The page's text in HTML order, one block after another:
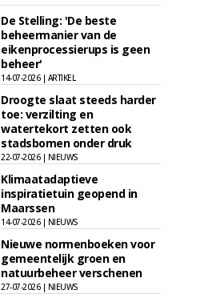
De Stelling: 'De beste
beheermanier van de
eikenprocessierups is geen
beheer'
14-07-2026 | ARTIKEL
Droogte slaat steeds harder
toe: verzilting en
watertekort zetten ook
stadsbomen onder druk
22-07-2026 | NIEUWS
Klimaatadaptieve
inspiratietuin geopend in
Maarssen
14-07-2026 | NIEUWS
Nieuwe normenboeken voor
gemeentelijk groen en
natuurbeheer verschenen
27-07-2026 | NIEUWS